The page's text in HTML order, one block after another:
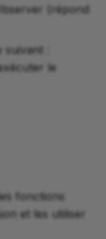
(répond
:
exécuter le
fonctions
et les utiliser